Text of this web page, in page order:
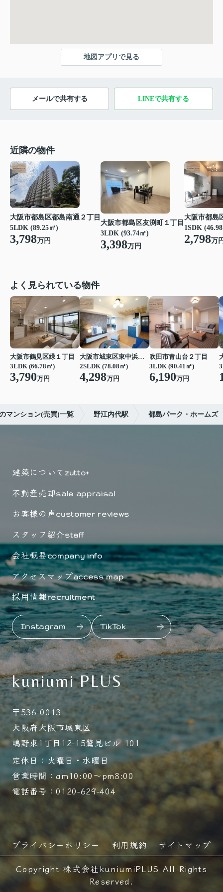
地図アプリで見る
メールで共有する LINEで共有する
近隣の物件
大阪市都島区都島南通２丁目
5LDK (89.25㎡)
3,798万円
大阪市都島区友渕町１丁目
3LDK (93.74㎡)
3,398万円
大阪市都島
1SDK
2,798万
よく見られている物件
大阪市鶴見区緑１丁目
3LDK (66.78㎡)
3,790万円
大阪市城東区東中浜６丁目
2SLDK (78.08㎡)
4,298万円
吹田市青山台２丁目
3LDK (90.41㎡)
6,190万円
マンション(売買)一覧 野江内代駅 都島パーク・ホームズ
建築について zutto+
不動産売却sale appraisal
お客様の声customer reviews
スタッフ紹介staff
会社概要company info
アクセスマップaccess map
採用情報recruitment
Instagram TikTok
kuniumi PLUS
〒536-0013
大阪府大阪市城東区
鴫野東1丁目12-15鷲見ビル 101
定休日：火曜日・水曜日
営業時間：am10:00～pm8:00
電話番号：0120-629-404
プライバシーポリシー 利用規約
サイトマップ
Copyright 株式会社kuniumiPLUS All Rights
Reserved.